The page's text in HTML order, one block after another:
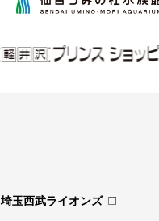
埼玉西武ライオンズ